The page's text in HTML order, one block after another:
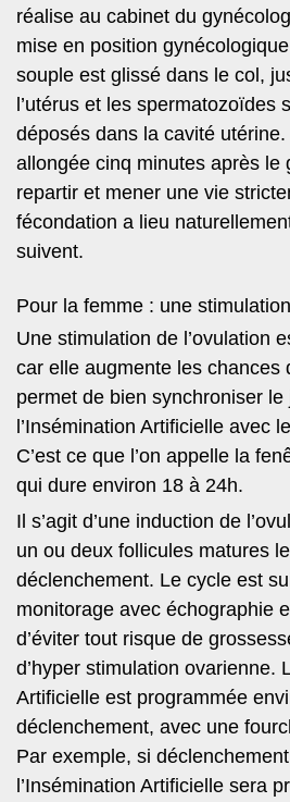
réalise au cabinet du
mise en position
souple est glissé dans le col,
l’utérus et les spermatozoïdes
déposés dans la cavité
allongée cinq minutes après le
repartir et mener une vie
fécondation a lieu
suivent.
Pour la femme : une
Une stimulation de l’ovulation
car elle augmente les chances
permet de bien synchroniser le
l’Insémination Artificielle avec
C’est ce que l’on appelle la
qui dure environ 18 à 24h.
Il s’agit d’une induction de
un ou deux follicules matures
déclenchement. Le cycle est
monitorage avec échographie
d’éviter tout risque de
d’hyper stimulation ovarienne.
Artificielle est programmée
déclenchement, avec une
Par exemple, si
l’Insémination Artificielle sera